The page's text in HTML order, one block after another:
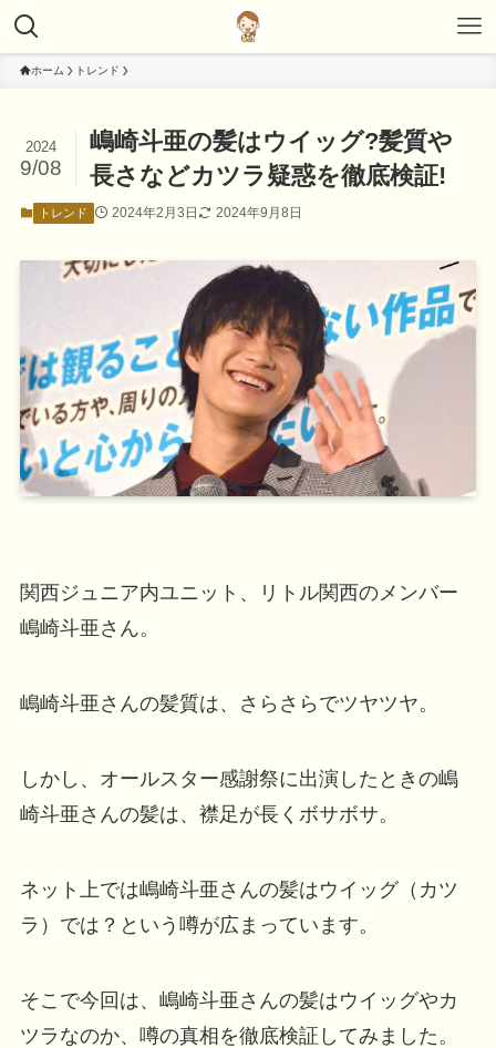
ホーム トレンド
嶋崎斗亜の髪はウイッグ?髪質や
長さなどカツラ疑惑を徹底検証!
2024
9/08
トレンド 2024年2月3日 2024年9月8日
関西ジュニア内ユニット、リトル関西のメンバー
嶋崎斗亜さん。
嶋崎斗亜さんの髪質は、さらさらでツヤツヤ。
しかし、オールスター感謝祭に出演したときの嶋
崎斗亜さんの髪は、襟足が長くボサボサ。
ネット上では嶋崎斗亜さんの髪はウイッグ（カツ
ラ）では？という噂が広まっています。
そこで今回は、嶋崎斗亜さんの髪はウイッグやカ
ツラなのか、噂の真相を徹底検証してみました。